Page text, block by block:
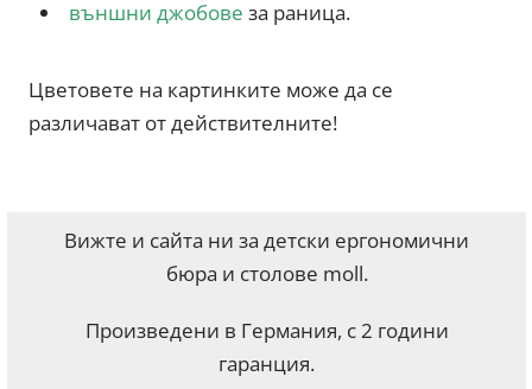
външни джобове за раница.
Цветовете на картинките може да се
различават от действителните!
Вижте и сайта ни за детски ергономични
бюра и столове moll.
Произведени в Германия, с 2 години
гаранция.